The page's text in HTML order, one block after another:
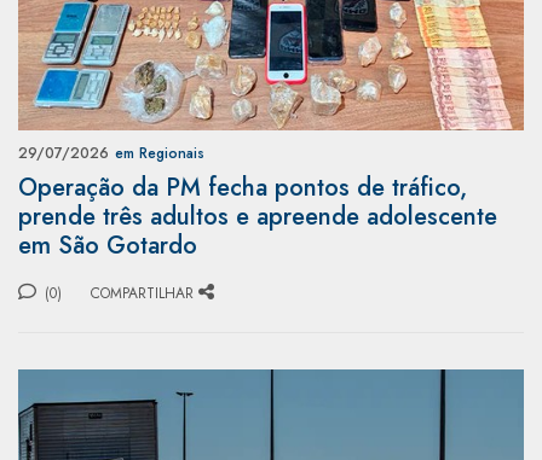
29/07/2026 em Regionais
Operação da PM fecha pontos de tráfico,
prende três adultos e apreende adolescente
em São Gotardo
(0) COMPARTILHAR